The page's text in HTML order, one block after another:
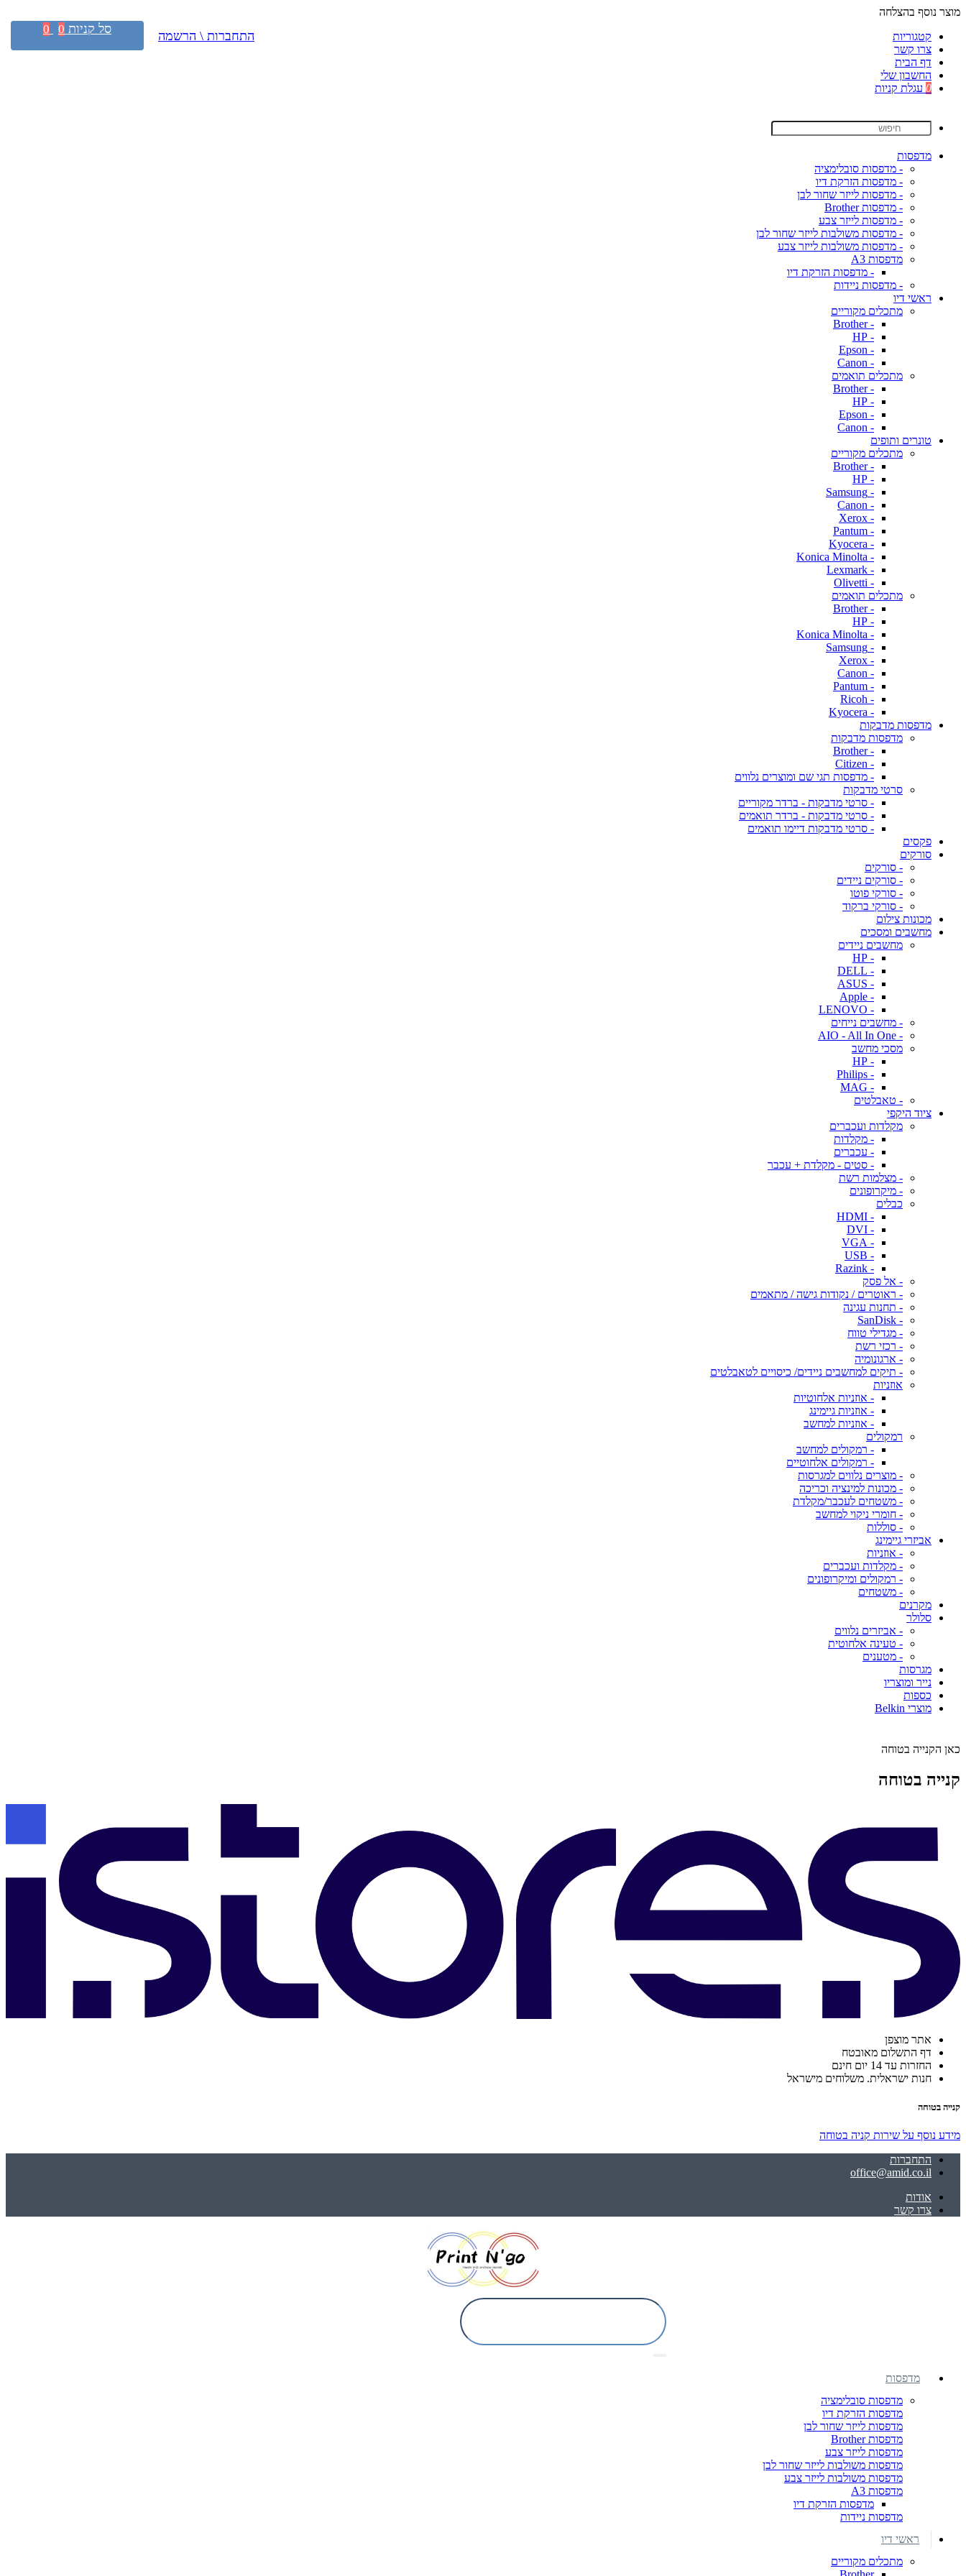
מוצר נוסף בהצלחה
קטגוריות
צרו קשר
דף הבית
החשבון שלי
0 עגלת קניות
מדפסות
- מדפסות סובלימציה
- מדפסות הזרקת דיו
- מדפסות לייזר שחור לבן
- מדפסות Brother
- מדפסות לייזר צבע
- מדפסות משולבות לייזר שחור לבן
- מדפסות משולבות לייזר צבע
מדפסות A3
- מדפסות הזרקת דיו
- מדפסות ניידות
ראשי דיו
מתכלים מקוריים
- Brother
- HP
- Epson
- Canon
מתכלים תואמים
- Brother
- HP
- Epson
- Canon
טונרים ותופים
מתכלים מקוריים
- Brother
- HP
- Samsung
- Canon
- Xerox
- Pantum
- Kyocera
- Konica Minolta
- Lexmark
- Olivetti
מתכלים תואמים
- Brother
- HP
- Konica Minolta
- Samsung
- Xerox
- Canon
- Pantum
- Ricoh
- Kyocera
מדפסות מדבקות
מדפסות מדבקות
- Brother
- Citizen
- מדפסות תגי שם ומוצרים נלווים
סרטי מדבקות
- סרטי מדבקות - ברדר מקוריים
- סרטי מדבקות - ברדר תואמים
- סרטי מדבקות דיימו תואמים
פקסים
סורקים
- סורקים
- סורקים ניידים
- סורקי פוטו
- סורקי ברקוד
מכונות צילום
מחשבים ומסכים
מחשבים ניידים
- HP
- DELL
- ASUS
- Apple
- LENOVO
- מחשבים נייחים
- AIO - All In One
מסכי מחשב
- HP
- Philips
- MAG
- טאבלטים
ציוד היקפי
מקלדות ועכברים
- מקלדות
- עכברים
- סטים - מקלדת + עכבר
- מצלמות רשת
- מיקרופונים
כבלים
- HDMI
- DVI
- VGA
- USB
- Razink
- אל פסק
- ראוטרים / נקודות גישה / מתאמים
- תחנות עגינה
- SanDisk
- מגדילי טווח
- רכזי רשת
- ארגונומיה
- תיקים למחשבים ניידים/ כיסויים לטאבלטים
אוזניות
- אוזניות אלחוטיות
- אוזניות גיימינג
- אוזניות למחשב
רמקולים
- רמקולים למחשב
- רמקולים אלחוטיים
- מוצרים נלווים למגרסות
- מכונות למינציה וכריכה
- משטחים לעכבר/מקלדת
- חומרי ניקוי למחשב
- סוללות
אביזרי גיימינג
- אוזניות
- מקלדות ועכברים
- רמקולים ומיקרופונים
- משטחים
מקרנים
סלולר
- אביזרים נלווים
- טעינה אלחוטית
- מטענים
מגרסות
נייר ומוצריו
כספות
מוצרי Belkin
כאן הקנייה בטוחה
קנייה בטוחה
אתר מוצפן
דף התשלום מאובטח
החזרות עד 14 יום חינם
חנות ישראלית. משלוחים מישראל
קנייה בטוחה
מידע נוסף על שירות קניה בטוחה
התחברות
office@amid.co.il
אודות
צרו קשר
התחברות \ הרשמה סל קניות 0
0
מדפסות
מדפסות סובלימציה
מדפסות הזרקת דיו
מדפסות לייזר שחור לבן
מדפסות Brother
מדפסות לייזר צבע
מדפסות משולבות לייזר שחור לבן
מדפסות משולבות לייזר צבע
מדפסות A3
מדפסות הזרקת דיו
מדפסות ניידות
ראשי דיו
מתכלים מקוריים